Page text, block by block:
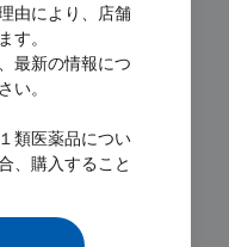
由により、店舗
す。
最新の情報につ
い。
類医薬品につい
、購入すること